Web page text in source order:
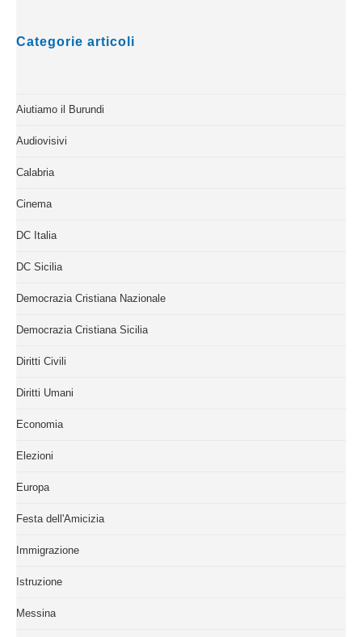
Categorie articoli
Aiutiamo il Burundi
Audiovisivi
Calabria
Cinema
DC Italia
DC Sicilia
Democrazia Cristiana Nazionale
Democrazia Cristiana Sicilia
Diritti Civili
Diritti Umani
Economia
Elezioni
Europa
Festa dell'Amicizia
Immigrazione
Istruzione
Messina